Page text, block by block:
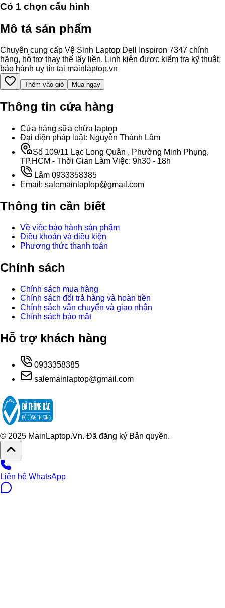
Có 1 chọn cấu hình
Mô tả sản phẩm
Chuyên cung cấp Vệ Sinh Laptop Dell Inspiron 7347 chính
hãng, hỗ trợ thay thế lấy liền. Linh kiện được kiểm tra kỹ thuật,
bảo hành uy tín tại mainlaptop.vn
Thêm vào giỏ Mua ngay
Thông tin cửa hàng
Cửa hàng sữa chữa laptop
Đại diện pháp luật: Nguyễn Thành Lâm
Số 109/11 Lạc Long Quân , Phường Minh Phụng,
TP.HCM - Thời Gian Làm Việc: 9h30 - 18h
Lâm 0933358385
Email: salemainlaptop@gmail.com
Thông tin cần biết
Về việc bảo hành sản phẩm
Điều khoản và điều kiện
Phương thức thanh toán
Chính sách
Chính sách mua hàng
Chính sách đổi trả hàng và hoàn tiền
Chính sách vận chuyển và giao nhận
Chính sách bảo mật
Hỗ trợ khách hàng
0933358385
salemainlaptop@gmail.com
© 2025 MainLaptop.Vn. Đã đăng ký Bản quyền.
Liên hệ WhatsApp